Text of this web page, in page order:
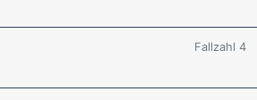
Fallzahl 4